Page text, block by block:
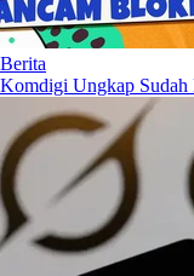
Berita
Komdigi Ungkap